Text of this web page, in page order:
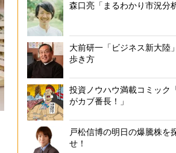
森口亮「まるわかり市況分
大前研一「ビジネス新大陸
歩き方
投資ノウハウ満載コミック
がカブ番長！」
戸松信博の明日の爆騰株を
せ！